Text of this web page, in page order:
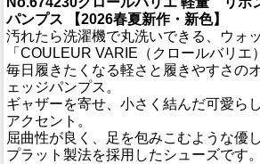
パンプス 【2026春夏新作・新色】
汚れたら洗濯機で丸洗いできる、ウォ
「COULEUR VARIE（クロールバリエ
毎日履きたくなる軽さと履きやすさの
ェッジパンプス。
ギャザーを寄せ、小さく結んだ可愛ら
アクセント。
屈曲性が良く、足を包みこむような優
プラット製法を採用したシューズです。